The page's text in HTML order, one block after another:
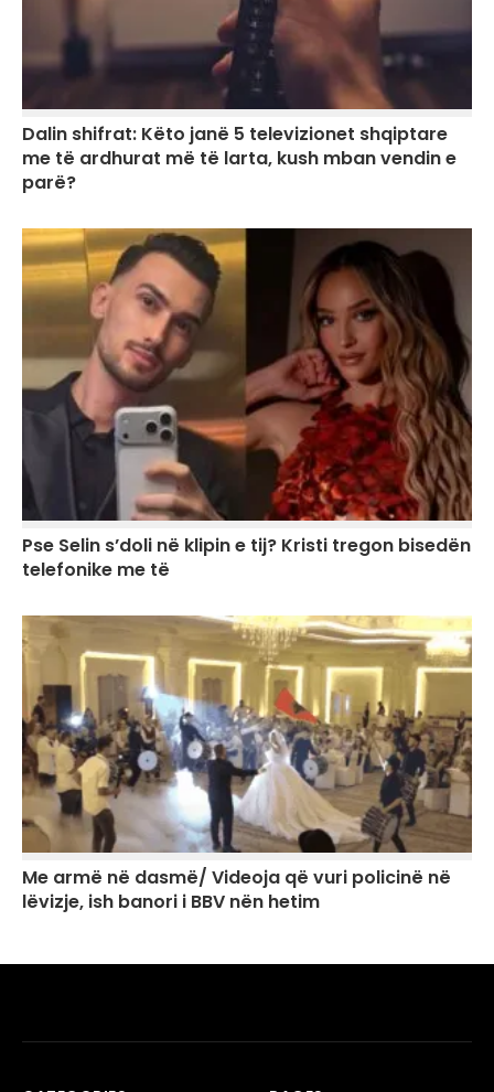
Dalin shifrat: Këto janë 5 televizionet shqiptare
me të ardhurat më të larta, kush mban vendin e
parë?
Pse Selin s’doli në klipin e tij? Kristi tregon bisedën
telefonike me të
Me armë në dasmë/ Videoja që vuri policinë në
lëvizje, ish banori i BBV nën hetim